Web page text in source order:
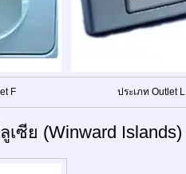
F ประเภท Outlet L
เซีย (Winward Islands)